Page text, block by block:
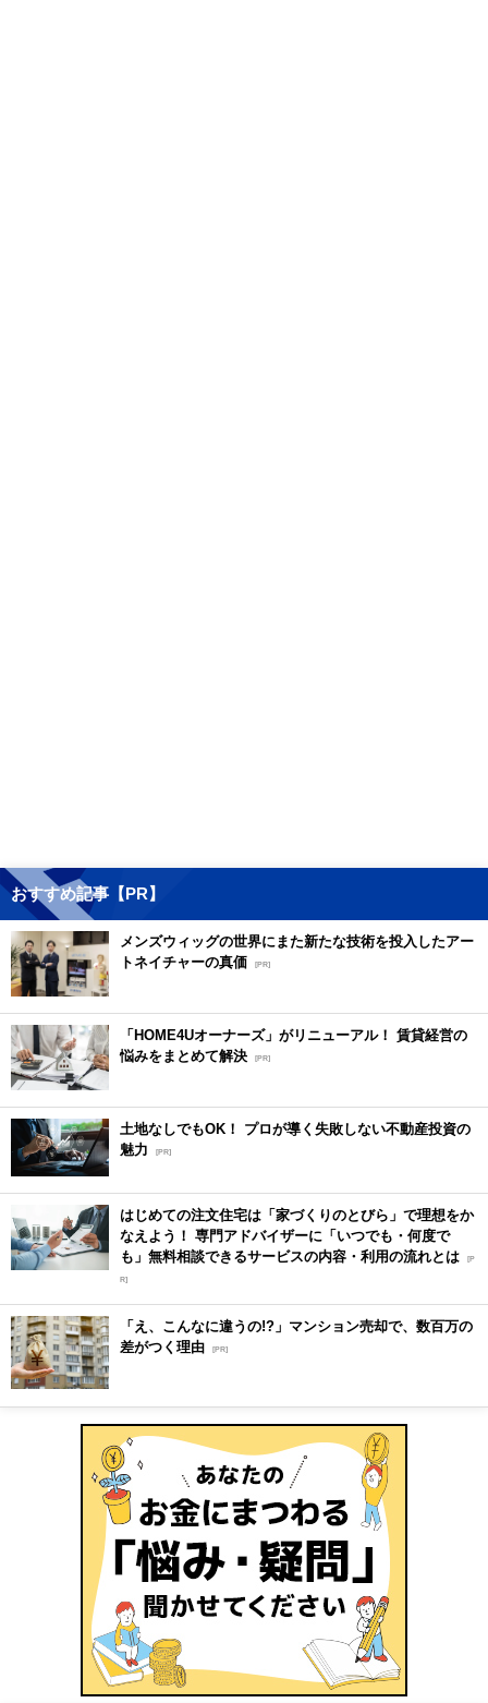
おすすめ記事【PR】
メンズウィッグの世界にまた新たな技術を投入したアー
トネイチャーの真価 [PR]
「HOME4Uオーナーズ」がリニューアル！ 賃貸経営の
悩みをまとめて解決 [PR]
土地なしでもOK！ プロが導く失敗しない不動産投資の
魅力
[PR]
はじめての注文住宅は「家づくりのとびら」で理想をか
なえよう！ 専門アドバイザーに「いつでも・何度で
も」無料相談できるサービスの内容・利用の流れとは [P
R]
「え、こんなに違うの!?」マンション売却で、数百万の
差がつく理由 [PR]